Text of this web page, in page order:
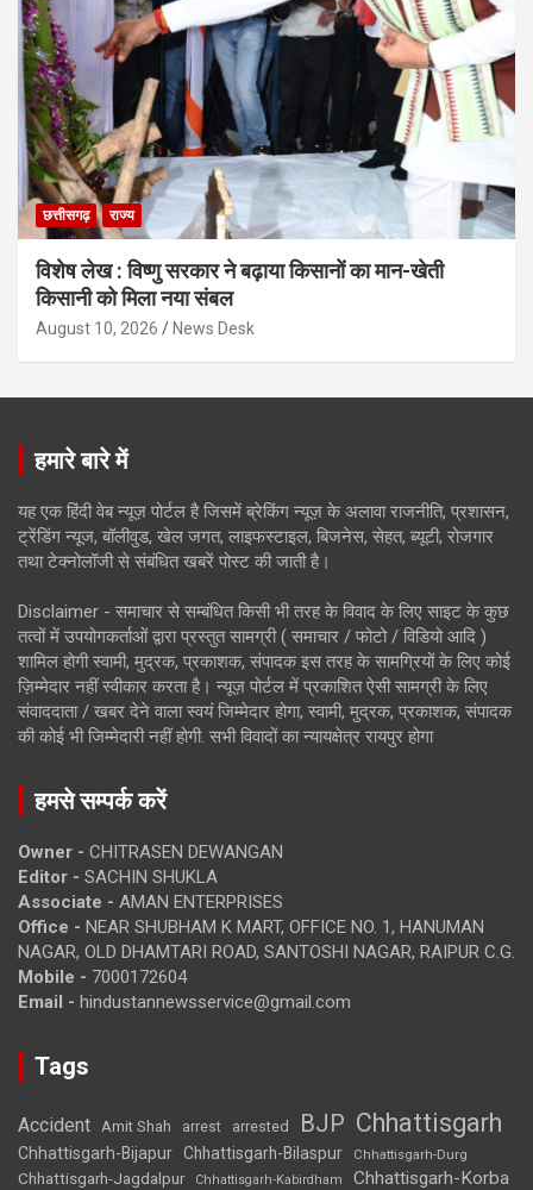
छत्तीसगढ़ राज्य
विशेष लेख : विष्णु सरकार ने बढ़ाया किसानों का मान-खेती
किसानी को मिला नया संबल
August 10, 2026 News Desk
हमारे बारे में
यह एक हिंदी वेब न्यूज़ पोर्टल है जिसमें ब्रेकिंग न्यूज़ के अलावा राजनीति, प्रशासन,
ट्रेंडिंग न्यूज, बॉलीवुड, खेल जगत, लाइफस्टाइल, बिजनेस, सेहत, ब्यूटी, रोजगार
तथा टेक्नोलॉजी से संबंधित खबरें पोस्ट की जाती है।
Disclaimer - समाचार से सम्बंधित किसी भी तरह के विवाद के लिए साइट के कुछ
तत्वों में उपयोगकर्ताओं द्वारा प्रस्तुत सामग्री ( समाचार / फोटो / विडियो आदि )
शामिल होगी स्वामी, मुद्रक, प्रकाशक, संपादक इस तरह के सामग्रियों के लिए कोई
ज़िम्मेदार नहीं स्वीकार करता है। न्यूज़ पोर्टल में प्रकाशित ऐसी सामग्री के लिए
संवाददाता / खबर देने वाला स्वयं जिम्मेदार होगा, स्वामी, मुद्रक, प्रकाशक, संपादक
की कोई भी जिम्मेदारी नहीं होगी. सभी विवादों का न्यायक्षेत्र रायपुर होगा
हमसे सम्पर्क करें
Owner - CHITRASEN DEWANGAN
Editor - SACHIN SHUKLA
Associate - AMAN ENTERPRISES
Office - NEAR SHUBHAM K MART, OFFICE NO. 1, HANUMAN
NAGAR, OLD DHAMTARI ROAD, SANTOSHI NAGAR, RAIPUR C.G.
Mobile - 7000172604
Email - hindustannewsservice@gmail.com
Tags
Accident Amit Shah arrest arrested BJP Chhattisgarh
Chhattisgarh-Bijapur Chhattisgarh-Bilaspur Chhattisgarh-Durg
Chhattisgarh-Jagdalpur Chhattisgarh-Kabirdham Chhattisgarh-Korba